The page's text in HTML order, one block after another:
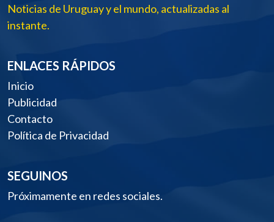
Noticias de Uruguay y el mundo, actualizadas al
instante.
ENLACES RÁPIDOS
Inicio
Publicidad
Contacto
Política de Privacidad
SEGUINOS
Próximamente en redes sociales.